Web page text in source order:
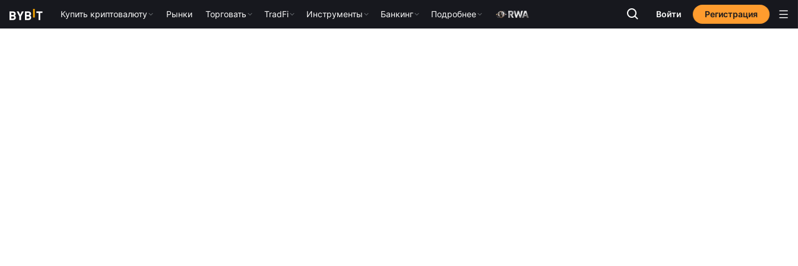
Купить криптовалюту Рынки Торговать TradFi Инструменты Банкинг Подробнее Войти Регистрация